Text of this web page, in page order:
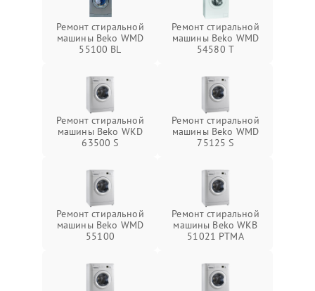
Ремонт стиральной
машины Beko WMD
55100 BL
Ремонт стиральной
машины Beko WMD
54580 T
Ремонт стиральной
машины Beko WKD
63500 S
Ремонт стиральной
машины Beko WMD
75125 S
Ремонт стиральной
машины Beko WMD
55100
Ремонт стиральной
машины Beko WKB
51021 PTМА